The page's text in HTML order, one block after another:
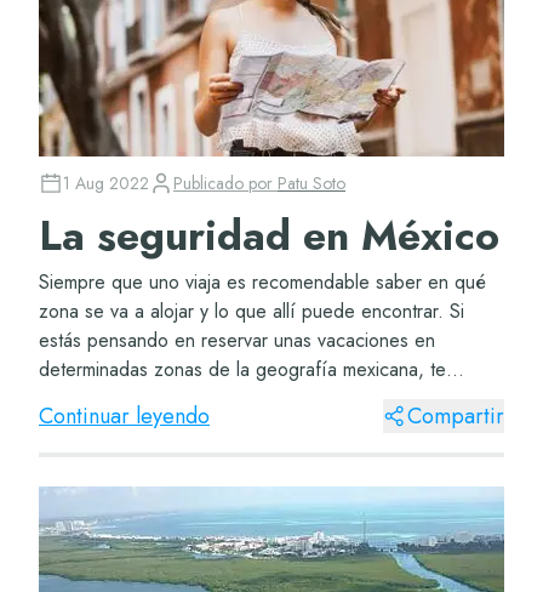
1 Aug 2022 Publicado por Patu Soto
La seguridad en México
Siempre que uno viaja es recomendable saber en qué
zona se va a alojar y lo que allí puede encontrar. Si
estás pensando en reservar unas vacaciones en
determinadas zonas de la geografía mexicana, te
damos unas pautas para que no te tengas que
preocup...
Continuar leyendo Compartir